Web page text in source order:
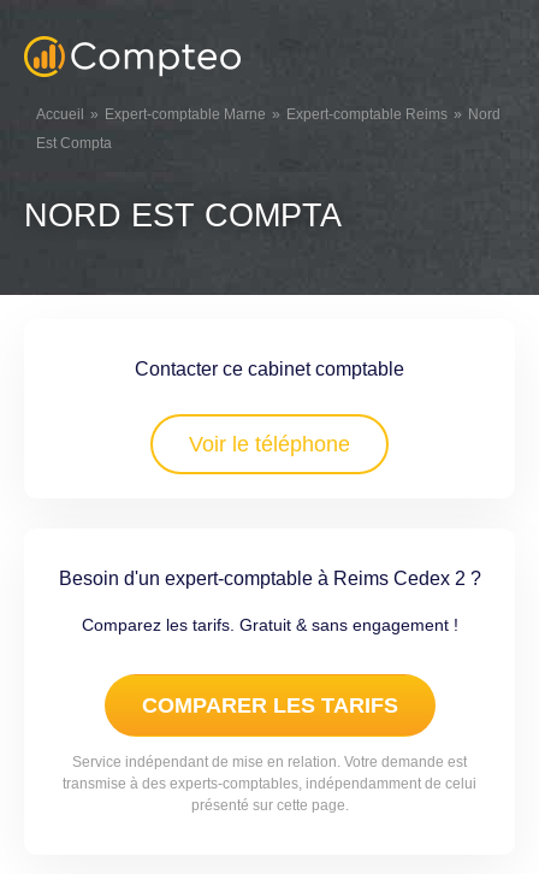
Accueil Expert-comptable Marne Expert-comptable Reims
Nord
Est Compta
NORD EST COMPTA
Contacter ce cabinet comptable
Voir le téléphone
Besoin d'un expert-comptable à Reims Cedex 2 ?
Comparez les tarifs. Gratuit & sans engagement !
COMPARER LES TARIFS
Service indépendant de mise en relation. Votre demande est
transmise à des experts-comptables, indépendamment de celui
présenté sur cette page.